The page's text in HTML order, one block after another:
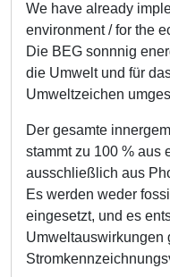
We have already
environment / for the
Die BEG sonnnig
die Umwelt und für
Umweltzeichen
Der gesamte
stammt zu 100 %
ausschließlich aus
Es werden weder
eingesetzt, und es
Umweltauswirkungen